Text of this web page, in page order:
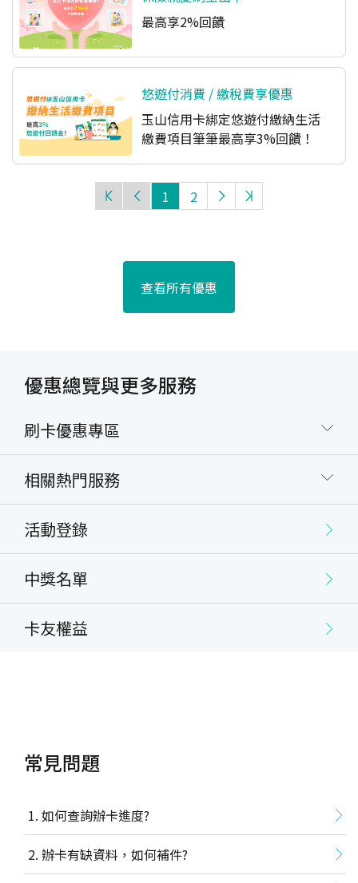
最高享2%回饋
悠遊付消費 / 繳稅費享優惠
玉山信用卡綁定悠遊付繳納生活
繳費項目筆筆最高享3%回饋！
1 2
查看所有優惠
優惠總覽與更多服務
刷卡優惠專區
相關熱門服務
活動登錄
中獎名單
卡友權益
常見問題
如何查詢辦卡進度?
辦卡有缺資料，如何補件?